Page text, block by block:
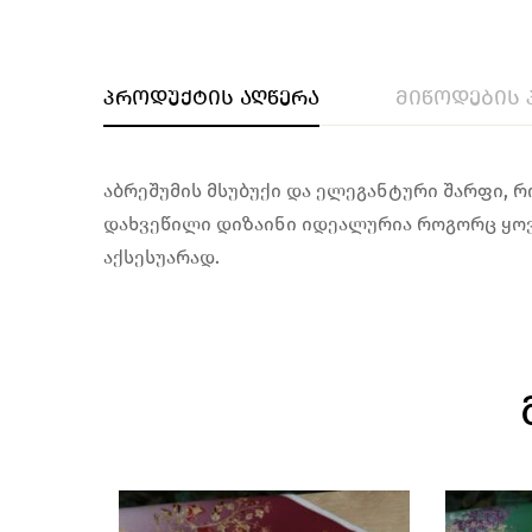
პროდუქტის აღწერა მიწოდების
აბრეშუმის მსუბუქი და ელეგანტური შარფი,
დახვეწილი დიზაინი იდეალურია როგორც
აქსესუარად.